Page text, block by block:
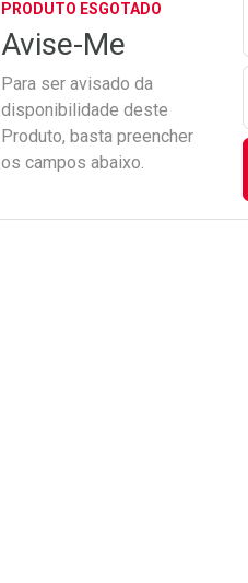
PRODUTO ESGOTADO
Avise-Me
Para ser avisado da
disponibilidade deste
Produto, basta preencher
os campos abaixo.